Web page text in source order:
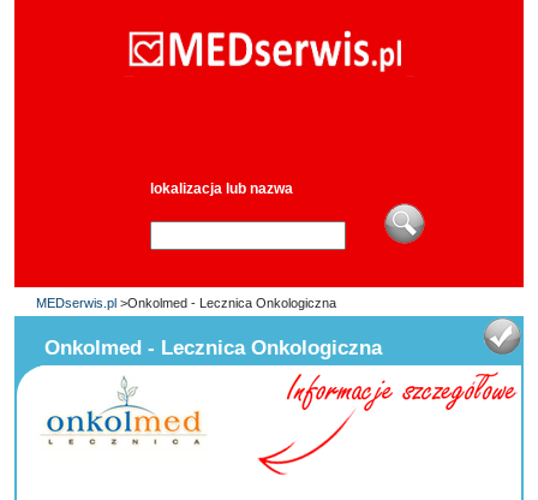
lokalizacja lub nazwa
MEDserwis.pl >Onkolmed - Lecznica Onkologiczna
Onkolmed - Lecznica Onkologiczna